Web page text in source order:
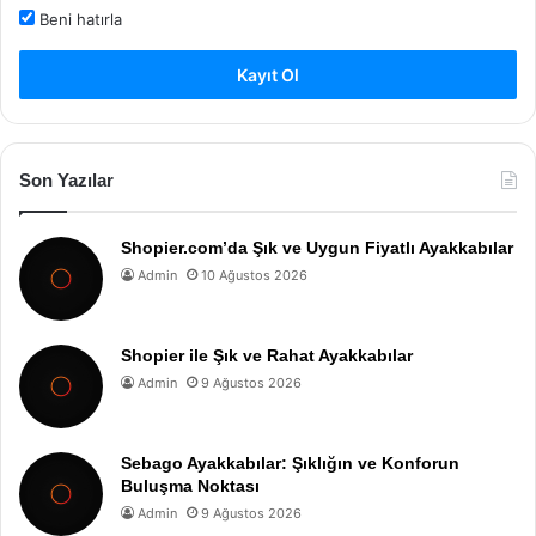
Beni hatırla
Kayıt Ol
Son Yazılar
Shopier.com’da Şık ve Uygun Fiyatlı Ayakkabılar
Admin 10 Ağustos 2026
Shopier ile Şık ve Rahat Ayakkabılar
Admin 9 Ağustos 2026
Sebago Ayakkabılar: Şıklığın ve Konforun
Buluşma Noktası
Admin 9 Ağustos 2026